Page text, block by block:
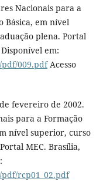
Nacionais para a
Básica, em nível
plena. Portal
Disponível em:
009.pdfAcesso
de fevereiro de 2002.
para a Formação
nível superior, curso
MEC. Brasília,
rcp01_02.pdf